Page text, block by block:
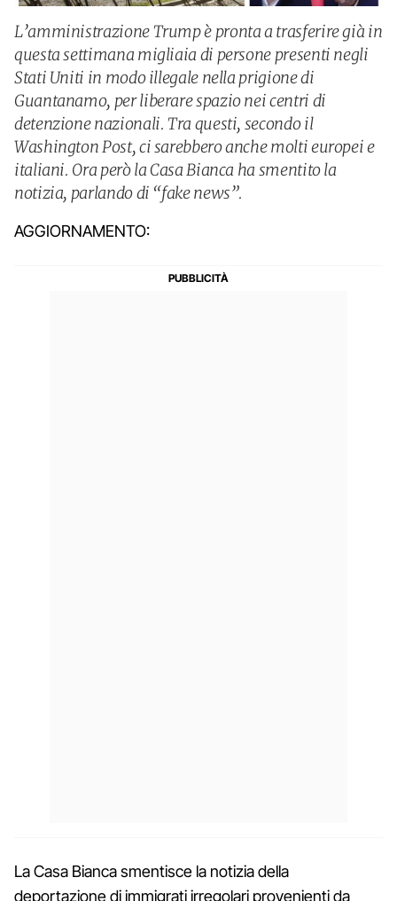
L’amministrazione Trump è pronta a trasferire già in
questa settimana migliaia di persone presenti negli
Stati Uniti in modo illegale nella prigione di
Guantanamo, per liberare spazio nei centri di
detenzione nazionali. Tra questi, secondo il
Washington Post, ci sarebbero anche molti europei e
italiani. Ora però la Casa Bianca ha smentito la
notizia, parlando di “fake news”.
AGGIORNAMENTO:
La Casa Bianca smentisce la notizia della
deportazione di immigrati irregolari provenienti da